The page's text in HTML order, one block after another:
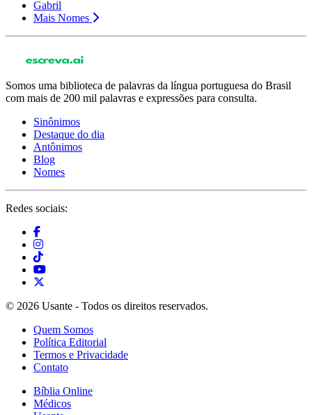
Gabril
Mais Nomes
Somos uma biblioteca de palavras da língua portuguesa do Brasil
com mais de 200 mil palavras e expressões para consulta.
Sinônimos
Destaque do dia
Antônimos
Blog
Nomes
Redes sociais:
© 2026 Usante - Todos os direitos reservados.
Quem Somos
Política Editorial
Termos e Privacidade
Contato
Bíblia Online
Médicos